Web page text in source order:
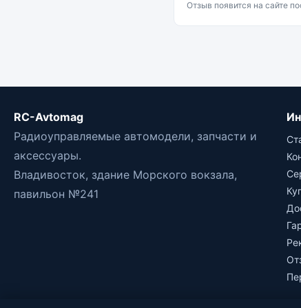
Отзыв появится на сайте
RC-Avtomag
Радиоуправляемые автомодели, запчасти и
аксессуары.
Владивосток, здание Морского вокзала,
павильон №241